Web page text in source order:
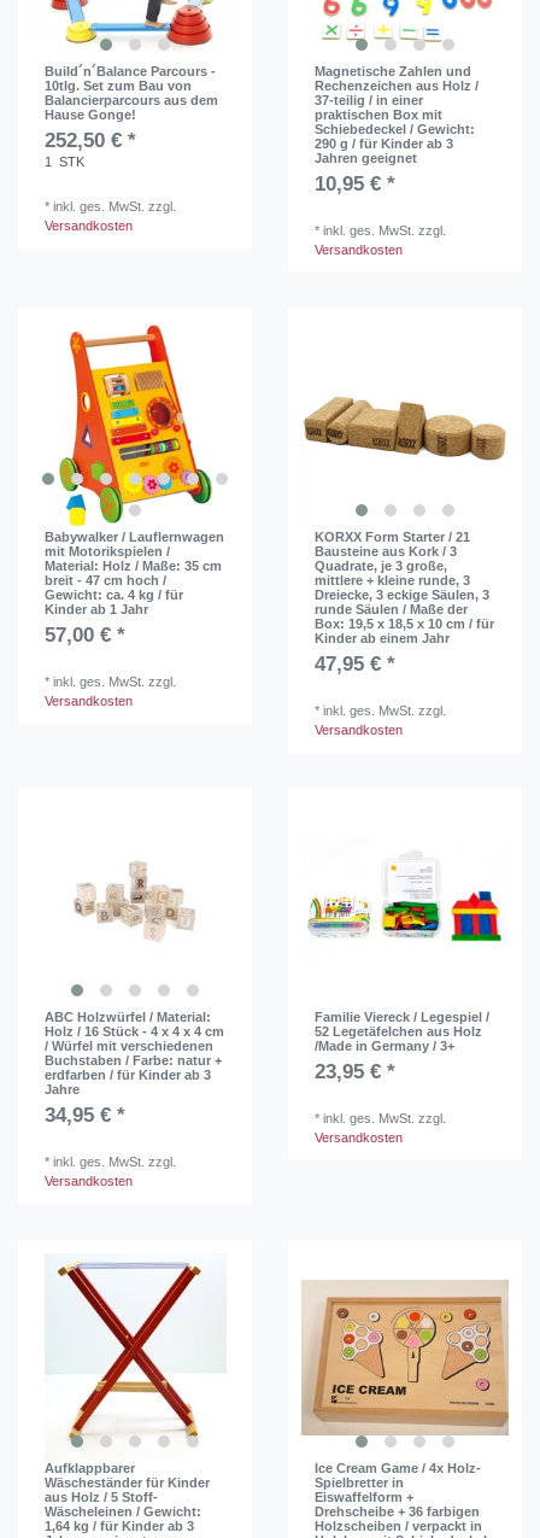
Build´n´Balance Parcours -
10tlg. Set zum Bau von
Balancierparcours aus dem
Hause Gonge!
252,50 € *
1 STK
*inkl. ges. MwSt. zzgl.
Versandkosten
Magnetische Zahlen und
Rechenzeichen aus Holz /
37-teilig / in einer
praktischen Box mit
Schiebedeckel / Gewicht:
290 g / für Kinder ab 3
Jahren geeignet
10,95 € *
*inkl. ges. MwSt. zzgl.
Versandkosten
Babywalker / Lauflernwagen
mit Motorikspielen /
Material: Holz / Maße: 35 cm
breit - 47 cm hoch /
Gewicht: ca. 4 kg / für
Kinder ab 1 Jahr
57,00 € *
*inkl. ges. MwSt. zzgl.
Versandkosten
KORXX Form Starter / 21
Bausteine aus Kork / 3
Quadrate, je 3 große,
mittlere + kleine runde, 3
Dreiecke, 3 eckige Säulen, 3
runde Säulen / Maße der
Box: 19,5 x 18,5 x 10 cm / für
Kinder ab einem Jahr
47,95 € *
*inkl. ges. MwSt. zzgl.
Versandkosten
ABC Holzwürfel / Material:
Holz / 16 Stück - 4 x 4 x 4 cm
/ Würfel mit verschiedenen
Buchstaben / Farbe: natur +
erdfarben / für Kinder ab 3
Jahre
34,95 € *
*inkl. ges. MwSt. zzgl.
Versandkosten
Familie Viereck / Legespiel /
52 Legetäfelchen aus Holz
/Made in Germany / 3+
23,95 € *
*inkl. ges. MwSt. zzgl.
Versandkosten
Aufklappbarer
Wäscheständer für Kinder
aus Holz / 5 Stoff-
Wäscheleinen / Gewicht:
1,64 kg / für Kinder ab 3
Ice Cream Game / 4x Holz-
Spielbretter in
Eiswaffelform +
Drehscheibe + 36 farbigen
Holzscheiben / verpackt in